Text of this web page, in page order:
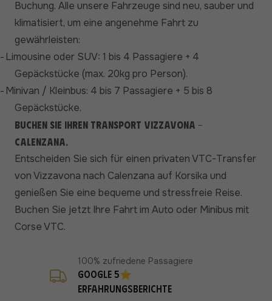
Buchung. Alle unsere Fahrzeuge sind neu, sauber und
klimatisiert, um eine angenehme Fahrt zu
gewährleisten:
- Limousine oder SUV: 1 bis 4 Passagiere + 4
Gepäckstücke (max. 20kg pro Person).
- Minivan / Kleinbus: 4 bis 7 Passagiere + 5 bis 8
Gepäckstücke.
Buchen Sie Ihren Transport Vizzavona -
Calenzana.
Entscheiden Sie sich für einen privaten VTC-Transfer
von Vizzavona nach Calenzana auf Korsika und
genießen Sie eine bequeme und stressfreie Reise.
Buchen Sie jetzt Ihre Fahrt im Auto oder Minibus mit
Corse VTC.
Google 5⭐
Erfahrungsberichte
100% zufriedene Passagiere